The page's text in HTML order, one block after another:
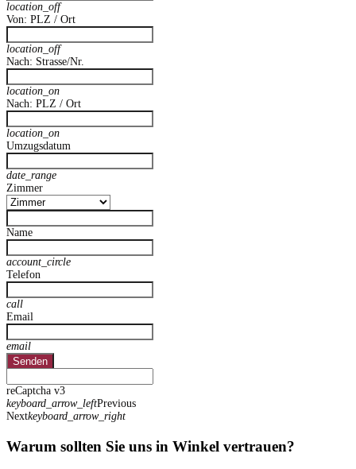
location_off
Von: PLZ / Ort
location_off
Nach: Strasse/Nr.
location_on
Nach: PLZ / Ort
location_on
Umzugsdatum
date_range
Zimmer
Name
account_circle
Telefon
call
Email
email
Senden
reCaptcha v3
keyboard_arrow_leftPrevious
Nextkeyboard_arrow_right
Warum sollten Sie uns in Winkel vertrauen?